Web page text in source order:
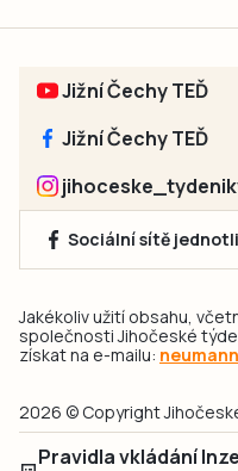
Jižní Čechy TEĎ
Jižní Čechy TEĎ
Sociální sítě
Jakékoliv užití obsahu,
společnosti Jihočeské
získat na e-mailu:
2026 © Copyright
Pravidla vkládání